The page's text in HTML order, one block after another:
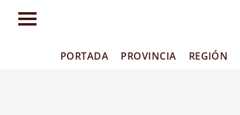
PORTADA PROVINCIA REGIÓN